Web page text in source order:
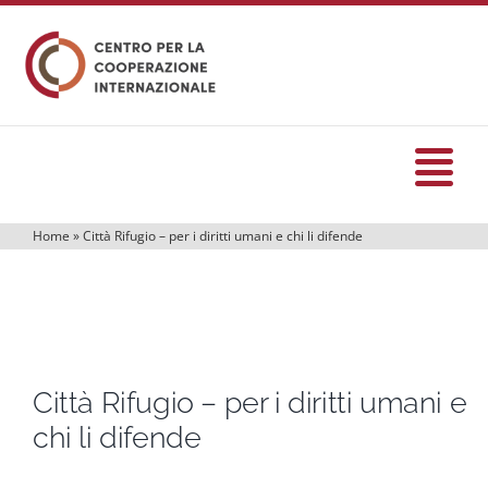
contenuto
HOME
Eventi
Home »Città Rifugio – per i diritti umani e chi li difende
Città Rifugio – per i diritti umani e
chi li difende